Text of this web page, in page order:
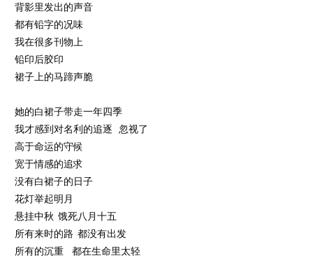
背影里发出的声音
都有铅字的况味
我在很多刊物上
铅印后胶印
裙子上的马蹄声脆
她的白裙子带走一年四季
我才感到对名利的追逐 忽视了
高于命运的守候
宽于情感的追求
没有白裙子的日子
花灯举起明月
悬挂中秋 饿死八月十五
所有来时的路 都没有出发
所有的沉重 都在生命里太轻